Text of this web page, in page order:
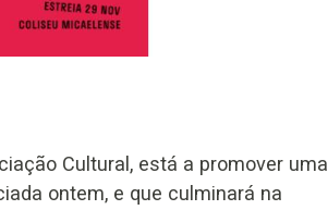
Cultural, está a promover uma
ontem, e que culminará na